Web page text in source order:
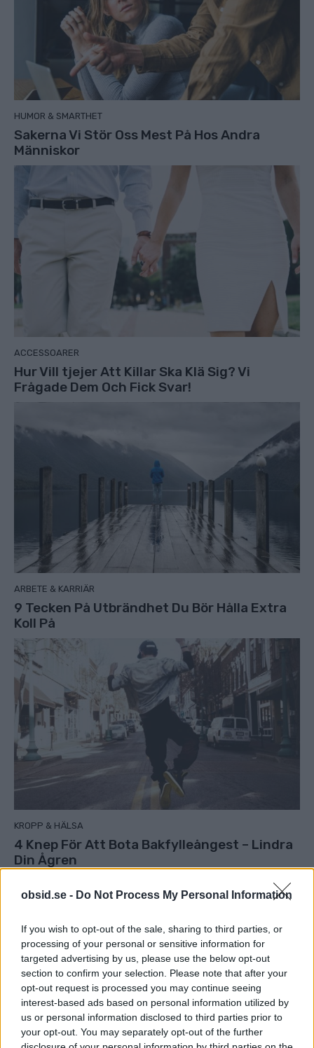
obsid.se - Do Not Process My Personal Information
If you wish to opt-out of the sale, sharing to third parties, or
processing of your personal or sensitive information for
targeted advertising by us, please use the below opt-out
section to confirm your selection. Please note that after your
opt-out request is processed you may continue seeing
interest-based ads based on personal information utilized by
us or personal information disclosed to third parties prior to
your opt-out. You may separately opt-out of the further
HUMOR & SMARTHET
Sakerna Vi Stör Oss Mest På Hos Andra
Människor
ACCESSOARER
Hur Vill tjejer Att Killar Ska Klä Sig? Vi
Frågade Dem Och Fick Svar!
ARBETE & KARRIÄR
9 Tecken På Utbrändhet Du Bör Hålla Extra
Koll På
KROPP & HÄLSA
4 Knep För Att Bota Bakfylleångest – Lindra
Din Ågren